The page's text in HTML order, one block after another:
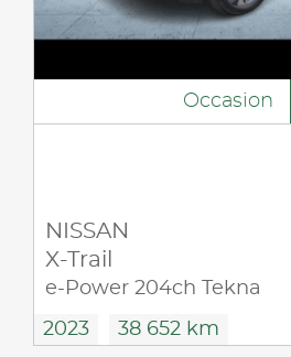
Occasion
NISSAN
X-Trail
e-Power 204ch Tekna
2023 38 652 km